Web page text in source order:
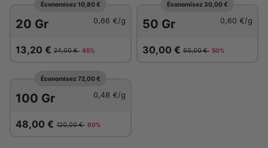
Économisez 10,80 €
20 Gr 0,66 €/g
13,20 € 24,00 € 45%
Économisez 30,00 €
50 Gr 0,60 €/g
30,00 € 60,00 € 50%
Économisez 72,00 €
100 Gr 0,48 €/g
48,00 € 120,00 € 60%